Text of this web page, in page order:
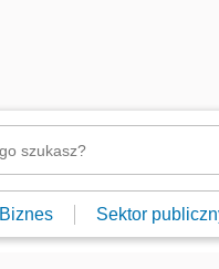
Biznes Sektor